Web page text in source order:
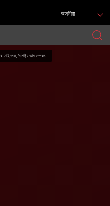
অসমীয়া
মাইলেজ, বৈশিষ্ট্য আৰু স্পেকচ